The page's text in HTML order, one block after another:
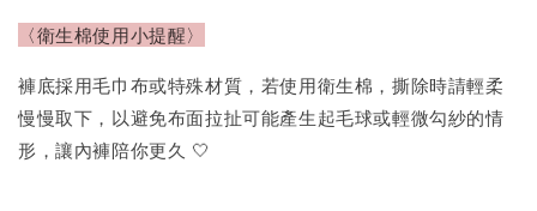
〈衛生棉使用小提醒〉
褲底採用毛巾布或特殊材質，若使用衛生棉，撕除時請輕柔
慢慢取下，以避免布面拉扯可能產生起毛球或輕微勾紗的情
形，讓內褲陪你更久 🤍